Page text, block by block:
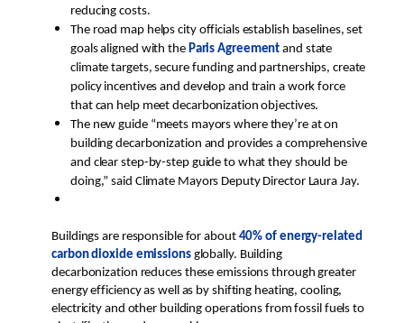
reducing costs.
The road map helps city officials establish baselines, set
goals aligned with the Paris Agreement and state
climate targets, secure funding and partnerships, create
policy incentives and develop and train a work force
that can help meet decarbonization objectives.
The new guide “meets mayors where they’re at on
building decarbonization and provides a comprehensive
and clear step-by-step guide to what they should be
doing,” said Climate Mayors Deputy Director Laura Jay.
Buildings are responsible for about 40% of energy-related
carbon dioxide emissionsglobally. Building
decarbonization reduces these emissions through greater
energy efficiency as well as by shifting heating, cooling,
electricity and other building operations from fossil fuels to